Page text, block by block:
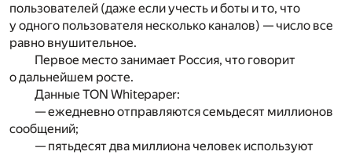
пользователей (даже если учесть и боты и то, что
у одного пользователя несколько каналов) — число все
равно внушительное.
Первое место занимает Россия, что говорит
о дальнейшем росте.
Данные TON Whitepaper:
— ежедневно отправляются семьдесят миллионов
сообщений;
— пятьдесят два миллиона человек используют